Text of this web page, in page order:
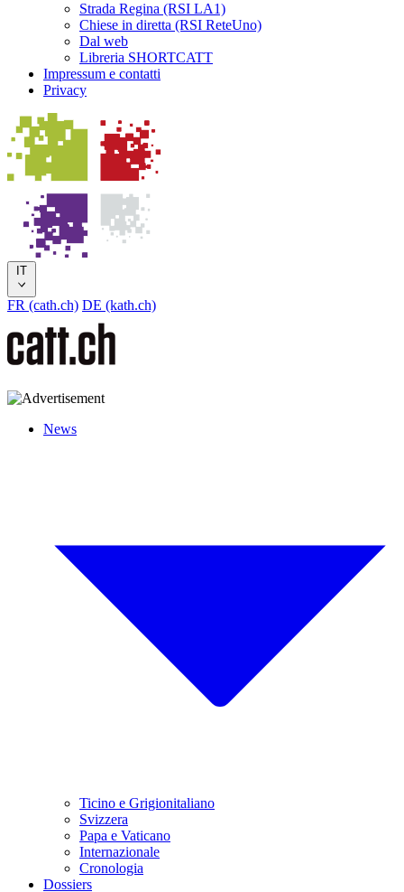
Strada Regina (RSI LA1)
Chiese in diretta (RSI ReteUno)
Dal web
Libreria SHORTCATT
Impressum e contatti
Privacy
IT
FR (cath.ch) DE (kath.ch)
News
Ticino e Grigionitaliano
Svizzera
Papa e Vaticano
Internazionale
Cronologia
Dossiers